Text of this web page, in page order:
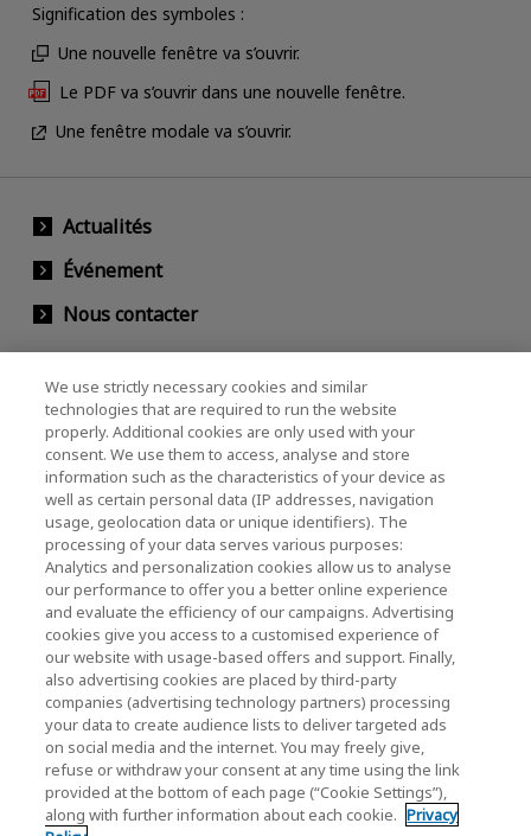
Signification des symboles :
Une nouvelle fenêtre va s’ouvrir.
Le PDF va s’ouvrir dans une nouvelle fenêtre.
Une fenêtre modale va s’ouvrir.
Actualités
Événement
Nous contacter
KIOXIA Holdings Corporation (Relations avec
les entreprises et les investisseurs)
KIOXIA Holdings Corporation Home
Relations avec les investisseurs
Politique de confidentialité
Cookie Settings
Conditions générales
Marques déposées
We use strictly necessary cookies and similar
technologies that are required to run the website
properly. Additional cookies are only used with your
consent. We use them to access, analyse and store
information such as the characteristics of your device as
well as certain personal data (IP addresses, navigation
usage, geolocation data or unique identifiers). The
processing of your data serves various purposes:
Analytics and personalization cookies allow us to analyse
our performance to offer you a better online experience
and evaluate the efficiency of our campaigns. Advertising
cookies give you access to a customised experience of
our website with usage-based offers and support. Finally,
also advertising cookies are placed by third-party
companies (advertising technology partners) processing
your data to create audience lists to deliver targeted ads
on social media and the internet. You may freely give,
refuse or withdraw your consent at any time using the link
provided at the bottom of each page (“Cookie Settings”),
along with further information about each cookie. Privacy